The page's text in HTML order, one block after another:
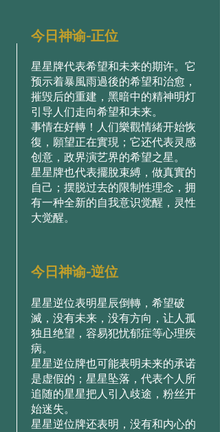
今日神谕-正位
星星牌代表希望和未来的期许。它
预示着暴風雨過後的希望和治愈，
摧毁后的重建，黑暗中的精神明灯
引导人们走向希望和未来。
事情在好轉！人们樂觀情緒开始恢
復，願望正在實現；它还代表灵感
创意，政界演艺界的希望之星。
星星牌也代表擺脫束縛，做真實的
自己；摆脱过去的限制性理念，拥
有一种全新的自我意识觉醒，灵性
大觉醒。
今日神谕-逆位
星星逆位表明星辰倒轉，希望破
滅，没有未来，没有方向，让人孤
独且绝望，容易犯忧郁症等心理疾
病。
星星逆位牌也可能表明未来的承诺
是虚假的；星星坠落，代表个人所
追随的星星把人引入歧途，粉丝开
始迷失。
星星逆位牌还表明，没有和内心的